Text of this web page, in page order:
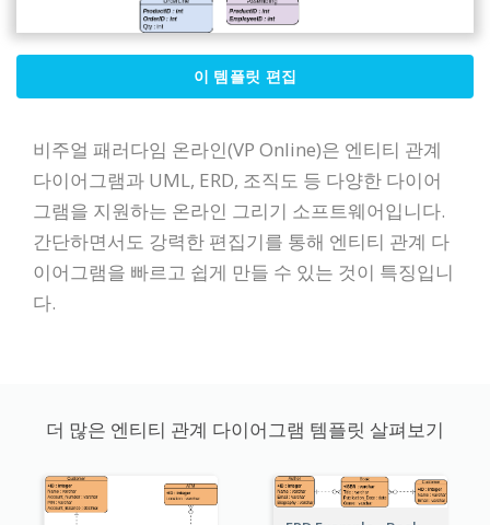
이 템플릿 편집
비주얼 패러다임 온라인(VP Online)은 엔티티 관계
다이어그램과 UML, ERD, 조직도 등 다양한 다이어
그램을 지원하는 온라인 그리기 소프트웨어입니다.
간단하면서도 강력한 편집기를 통해 엔티티 관계 다
이어그램을 빠르고 쉽게 만들 수 있는 것이 특징입니
다.
더 많은 엔티티 관계 다이어그램 템플릿 살펴보기